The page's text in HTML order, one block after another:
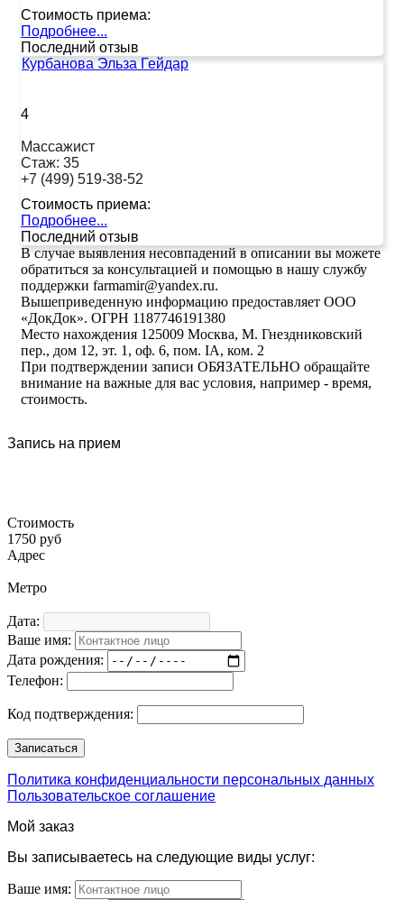
Стоимость приема:
Подробнее...
Последний отзыв
Курбанова Эльза Гейдар
4
Массажист
Стаж: 35
+7 (499) 519-38-52
Стоимость приема:
Подробнее...
Последний отзыв
В случае выявления несовпадений в описании вы можете
обратиться за консультацией и помощью в нашу службу
поддержки farmamir@yandex.ru.
Вышеприведенную информацию предоставляет ООО
«ДокДок». ОГРН 1187746191380
Место нахождения 125009 Москва, М. Гнездниковский
пер., дом 12, эт. 1, оф. 6, пом. IA, ком. 2
При подтверждении записи ОБЯЗАТЕЛЬНО обращайте
внимание на важные для вас условия, например - время,
стоимость.
Запись на прием
Стоимость
1750 руб
Адрес
Метро
Дата:
Ваше имя:
Дата рождения:
Телефон:
Код подтверждения:
Политика конфиденциальности персональных данных
Пользовательское соглашение
Мой заказ
Вы записываетесь на следующие виды услуг:
Ваше имя: